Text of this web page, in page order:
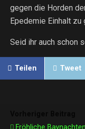
gegen die Horden
Epedemie Einhalt zu
Seid ihr auch schon
Teilen Tweet
Fröhliche